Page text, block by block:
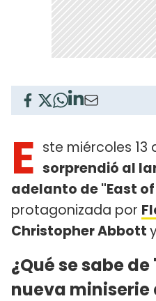
E ste miércoles 13
sorprendió al
adelanto de "East of
protagonizada por
Christopher Abbott
¿Qué se sabe
nueva miniserie